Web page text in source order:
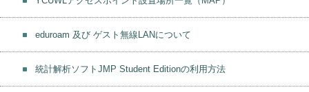
eduroam 及び ゲスト無線LANについて
統計解析ソフトJMP Student Editionの利用方法